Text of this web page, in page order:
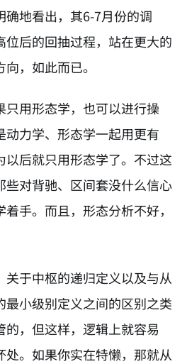
确地看出，其6-7月份的调
位后的回抽过程，站在更大的
，如此而已。
只用形态学，也可以进行操
动力学、形态学一起用更有
以后就只用形态学了。不过这
些对背驰、区间套没什么信心
手。而且，形态分析不好，
关于中枢的递归定义以及与从
最小级别定义之间的区别之类
的，但这样，逻辑上就容易
。如果你实在特懒，那就从